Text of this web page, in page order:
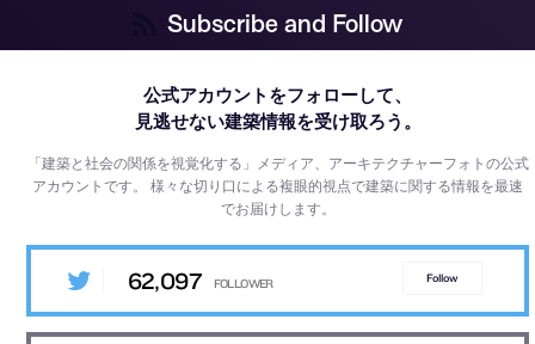
Subscribe and Follow
公式アカウントをフォローして、
見逃せない建築情報を受け取ろう。
「建築と社会の関係を視覚化する」メディア、アーキテクチャーフォトの公式
アカウントです。様々な切り口による複眼的視点で建築に関する情報を最速
でお届けします。
62,097 Follow